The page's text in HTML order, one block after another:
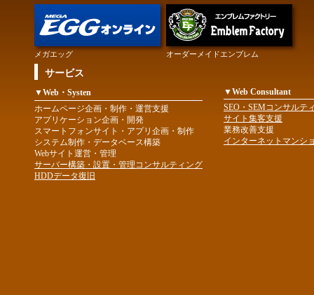
メガエッグ オーダーメイドエンブレム
サービス
▼Web・Systen
ホームページ企画・制作・運営支援
アプリケーション企画・開発
スマートフォンサイト・アプリ企画・制作
システム制作・データベース構築
Webサイト運営・管理
サーバー構築・設置・管理コンサルティング
HDDデータ復旧
▼Web Consultant
SEO・SEMコンサルテ
サイト集客支援
業務改善支援
インターネットマンシ